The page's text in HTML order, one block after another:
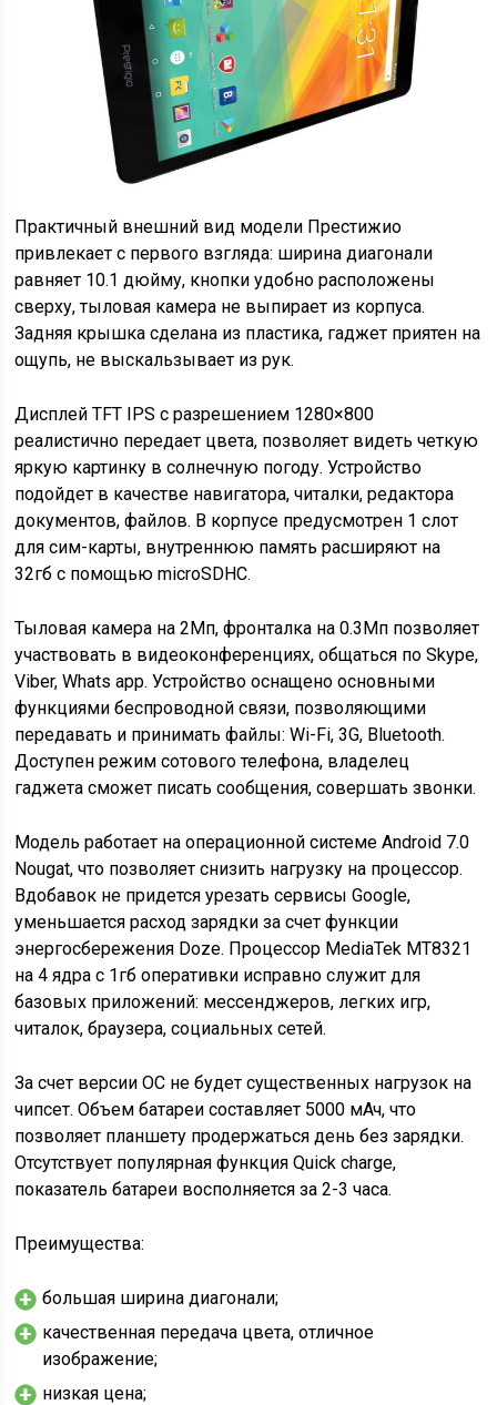
Практичный внешний вид модели Престижио
привлекает с первого взгляда: ширина диагонали
равняет 10.1 дюйму, кнопки удобно расположены
сверху, тыловая камера не выпирает из корпуса.
Задняя крышка сделана из пластика, гаджет приятен на
ощупь, не выскальзывает из рук.
Дисплей TFT IPS с разрешением 1280×800
реалистично передает цвета, позволяет видеть четкую
яркую картинку в солнечную погоду. Устройство
подойдет в качестве навигатора, читалки, редактора
документов, файлов. В корпусе предусмотрен 1 слот
для сим-карты, внутреннюю память расширяют на
32гб с помощью microSDHC.
Тыловая камера на 2Мп, фронталка на 0.3Мп позволяет
участвовать в видеоконференциях, общаться по Skype,
Viber, Whats app. Устройство оснащено основными
функциями беспроводной связи, позволяющими
передавать и принимать файлы: Wi-Fi, 3G, Bluetooth.
Доступен режим сотового телефона, владелец
гаджета сможет писать сообщения, совершать звонки.
Модель работает на операционной системе Android 7.0
Nougat, что позволяет снизить нагрузку на процессор.
Вдобавок не придется урезать сервисы Google,
уменьшается расход зарядки за счет функции
энергосбережения Doze. Процессор MediaTek MT8321
на 4 ядра с 1гб оперативки исправно служит для
базовых приложений: мессенджеров, легких игр,
читалок, браузера, социальных сетей.
За счет версии ОС не будет существенных нагрузок на
чипсет. Объем батареи составляет 5000 мАч, что
позволяет планшету продержаться день без зарядки.
Отсутствует популярная функция Quick charge,
показатель батареи восполняется за 2-3 часа.
Преимущества:
большая ширина диагонали;
качественная передача цвета, отличное
изображение;
низкая цена;